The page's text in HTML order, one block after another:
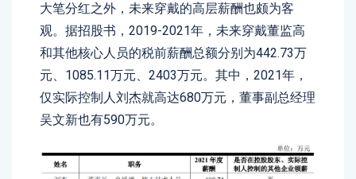
大笔分红之外，未来穿戴的高层薪酬也颇为客
观。据招股书，2019-2021年，未来穿戴董监高
和其他核心人员的税前薪酬总额分别为442.73万
元、1085.11万元、2403万元。其中，2021年，
仅实际控制人刘杰就高达680万元，董事副总经理
吴文新也有590万元。